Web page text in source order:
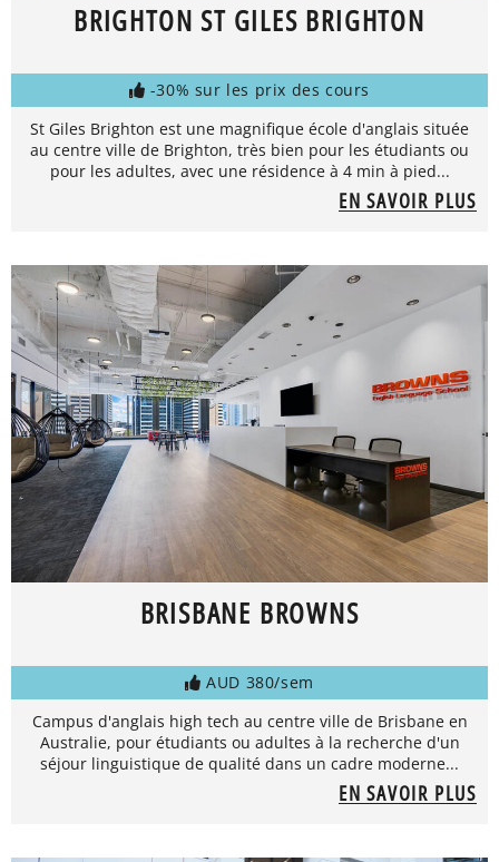
BRIGHTON ST GILES BRIGHTON
-30% sur les prix des cours
St Giles Brighton est une magnifique école d'anglais située
au centre ville de Brighton, très bien pour les étudiants ou
pour les adultes, avec une résidence à 4 min à pied...
EN SAVOIR PLUS
BRISBANE BROWNS
AUD 380/sem
Campus d'anglais high tech au centre ville de Brisbane en
Australie, pour étudiants ou adultes à la recherche d'un
séjour linguistique de qualité dans un cadre moderne...
EN SAVOIR PLUS